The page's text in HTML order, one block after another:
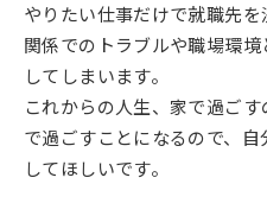
やりたい仕事だけで就職先
関係でのトラブルや職場環
してしまいます。
これからの人生、家で過ご
で過ごすことになるので、
してほしいです。